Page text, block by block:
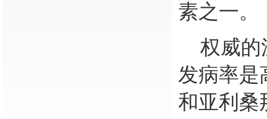
素之一。
权威的
发病率是
和亚利桑